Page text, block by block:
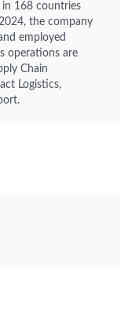
in 168 countries
the company
employed
operations are
Chain
Logistics,